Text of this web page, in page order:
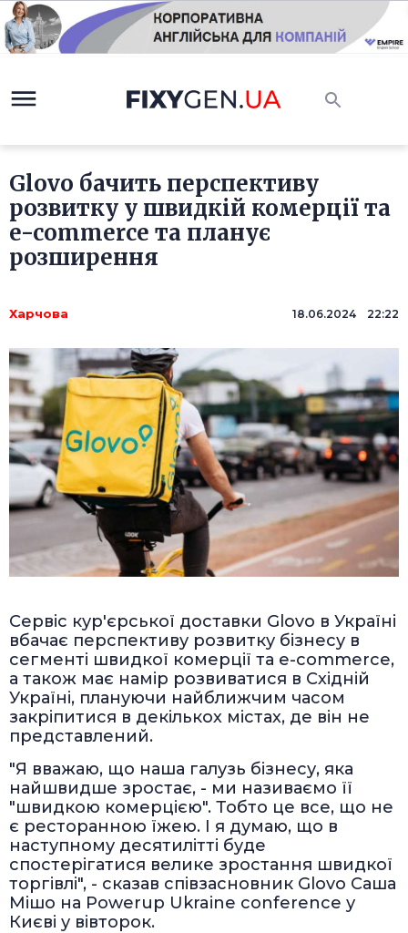
Glovo бачить перспективу
розвитку у швидкій комерції та
e-commerce та планує
розширення
Харчова 18.06.2024 22:22
Сервіс кур'єрської доставки Glovo в Україні
вбачає перспективу розвитку бізнесу в
сегменті швидкої комерції та e-commerce,
а також має намір розвиватися в Східній
Україні, плануючи найближчим часом
закріпитися в декількох містах, де він не
представлений.
"Я вважаю, що наша галузь бізнесу, яка
найшвидше зростає, - ми називаємо її
"швидкою комерцією". Тобто це все, що не
є ресторанною їжею. І я думаю, що в
наступному десятилітті буде
спостерігатися велике зростання швидкої
торгівлі", - сказав співзасновник Glovo Саша
Мішо на Powerup Ukraine conference у
Києві у вівторок.